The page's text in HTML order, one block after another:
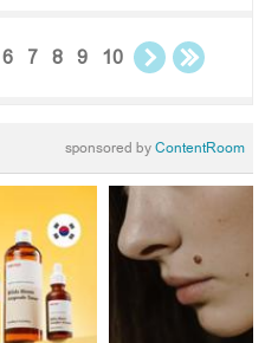
6 7 8 9 10
sponsored byContentRoom